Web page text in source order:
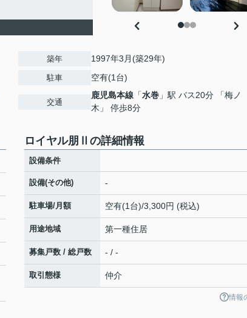
築年 1997年3月(築29年)
駐車 空有(1台)
交通
鹿児島本線 「水巻 」駅 バス20分 「梅ノ
木」 停歩8分
ロイヤル朋Ⅱの詳細情報
設備条件
設備(その他) -
駐車場/月額 空有(1台)/3,300円 (税込)
用途地域 第一種住居
募集戸数 / 総戸数 - / -
取引態様 仲介
情報